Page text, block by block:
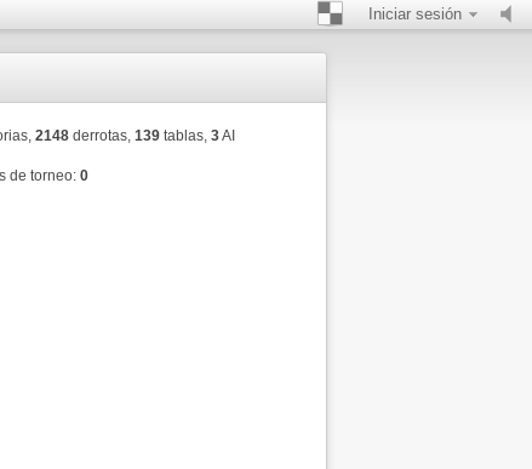
Iniciar sesión
2148derrotas, 139tablas, 3AI
de torneo: 0